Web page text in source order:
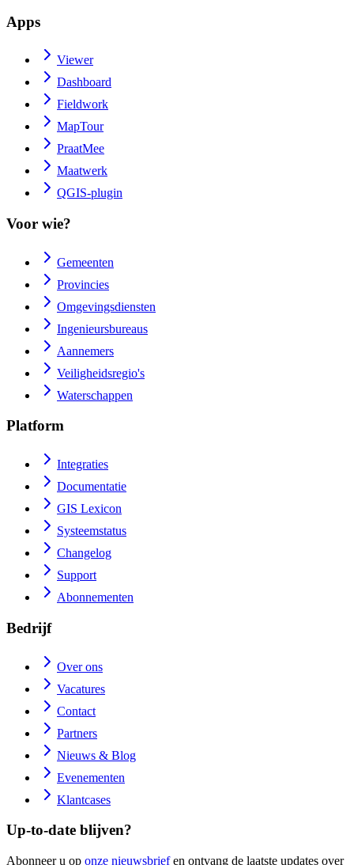
Apps
Viewer
Dashboard
Fieldwork
MapTour
PraatMee
Maatwerk
QGIS-plugin
Voor wie?
Gemeenten
Provincies
Omgevingsdiensten
Ingenieursbureaus
Aannemers
Veiligheidsregio's
Waterschappen
Platform
Integraties
Documentatie
GIS Lexicon
Systeemstatus
Changelog
Support
Abonnementen
Bedrijf
Over ons
Vacatures
Contact
Partners
Nieuws & Blog
Evenementen
Klantcases
Up-to-date blijven?
Abonneer u op onze nieuwsbriefen ontvang de laatste updates over